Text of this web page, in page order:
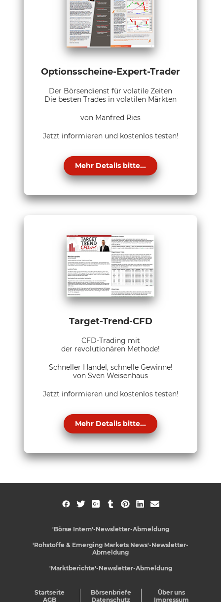
Optionsscheine-Expert-Trader
Der Börsendienst für volatile Zeiten
Die besten Trades in volatilen Märkten
von Manfred Ries
Jetzt informieren und kostenlos testen!
Mehr Details bitte...
Target-Trend-CFD
CFD-Trading mit
der revolutionären Methode!
Schneller Handel, schnelle Gewinne!
von Sven Weisenhaus
Jetzt informieren und kostenlos testen!
Mehr Details bitte...
'Börse Intern'-Newsletter-Abmeldung
'Rohstoffe & Emerging Markets News'-Newsletter-
Abmeldung
'Marktberichte'-Newsletter-Abmeldung
Startseite Börsenbriefe
Über uns
AGB
Datenschutz Impressum